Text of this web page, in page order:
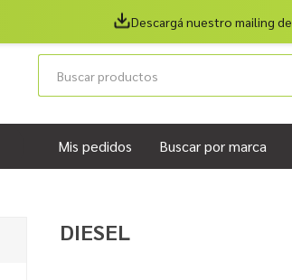
Descargá nuestro mailing de
Mis pedidos Buscar por marca
DIESEL